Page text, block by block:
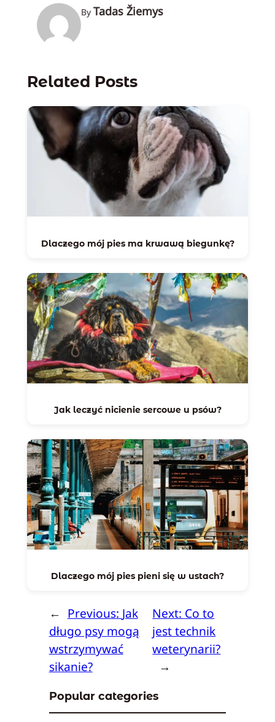
By Tadas Žiemys
Related Posts
Dlaczego mój pies ma krwawą biegunkę?
Jak leczyć nicienie sercowe u psów?
Dlaczego mój pies pieni się w ustach?
← Previous: Jak
długo psy mogą
wstrzymywać
sikanie?
Next: Co to
jest technik
weterynarii?
→
Popular categories